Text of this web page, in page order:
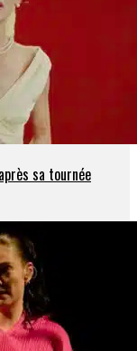
sa tournée